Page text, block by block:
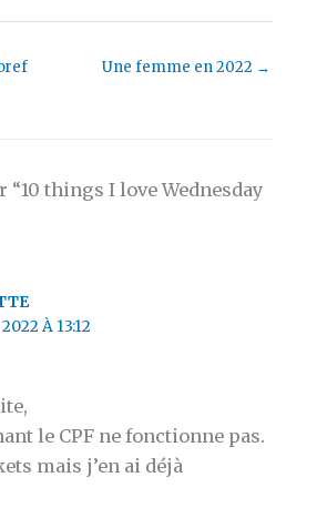
Une femme en 2022 →
things I love Wednesday
À 13:12
le CPF ne fonctionne pas.
mais j’en ai déjà